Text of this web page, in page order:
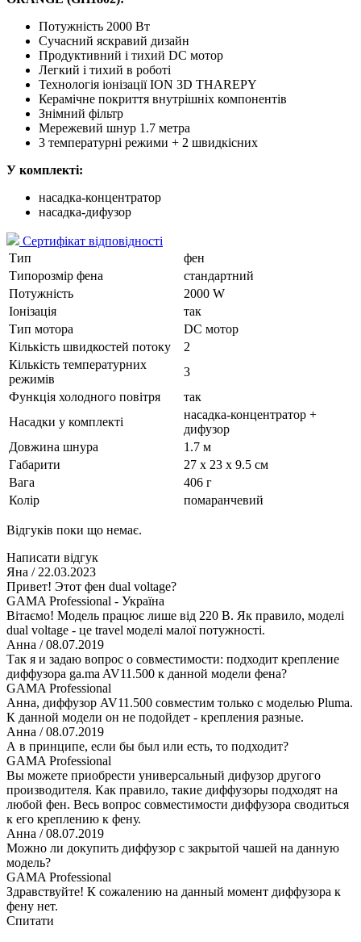
Потужність 2000 Вт
Сучасний яскравий дизайн
Продуктивний і тихий DC мотор
Легкий і тихий в роботі
Технологія іонізації ION 3D THAREPY
Керамічне покриття внутрішніх компонентів
Знімний фільтр
Мережевий шнур 1.7 метра
3 температурні режими + 2 швидкісних
У комплекті:
насадка-концентратор
насадка-дифузор
Сертифікат відповідності
Тип
фен
Типорозмір фена
стандартний
Потужність
2000 W
Іонізація
так
Тип мотора
DC мотор
Кількість швидкостей потоку
2
Кількість температурних
режимів
3
Функція холодного повітря
так
Насадки у комплекті
насадка-концентратор +
дифузор
Довжина шнура
1.7 м
Габарити
27 x 23 x 9.5 см
Вага
406 г
Колір
помаранчевий
Відгуків поки що немає.
Написати відгук
Яна / 22.03.2023
Привет! Этот фен dual voltage?
GAMA Professional - Україна
Вітаємо! Модель працює лише від 220 В. Як правило, моделі
dual voltage - це travel моделі малої потужності.
Анна / 08.07.2019
Так я и задаю вопрос о совместимости: подходит крепление
диффузора ga.ma AV11.500 к данной модели фена?
GAMA Professional
Анна, диффузор AV11.500 совместим только с моделью Pluma.
К данной модели он не подойдет - крепления разные.
Анна / 08.07.2019
А в принципе, если бы был или есть, то подходит?
GAMA Professional
Вы можете приобрести универсальный дифузор другого
производителя. Как правило, такие диффузоры подходят на
любой фен. Весь вопрос совместимости диффузора сводиться
к его креплению к фену.
Анна / 08.07.2019
Можно ли докупить диффузор с закрытой чашей на данную
модель?
GAMA Professional
Здравствуйте! К сожалению на данный момент диффузора к
фену нет.
Спитати